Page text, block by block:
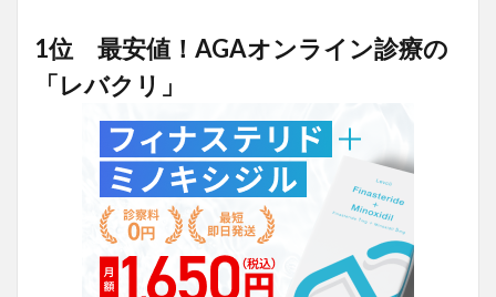
1位 最安値！AGAオンライン診療の
「レバクリ」